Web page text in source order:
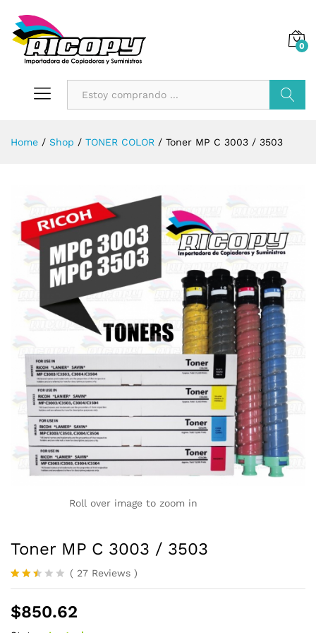
0
Home / Shop / TONER COLOR / Toner MP C 3003 / 3503
Roll over image to zoom in
Toner MP C 3003 / 3503
Valor
con
5
( 27 Reviews )
$850.62